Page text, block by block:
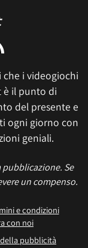
i videogiochi
è il punto di
del presente e
ogni giorno con
geniali.
Se
un compenso.
e condizioni
con noi
pubblicità